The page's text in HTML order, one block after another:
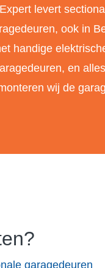
levert
ook in
handige
en
wij de
garagedeuren